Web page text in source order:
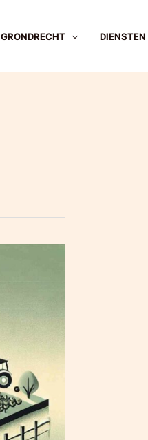
GRONDRECHT DIENSTEN